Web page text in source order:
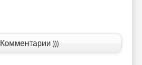
Комментарии )))